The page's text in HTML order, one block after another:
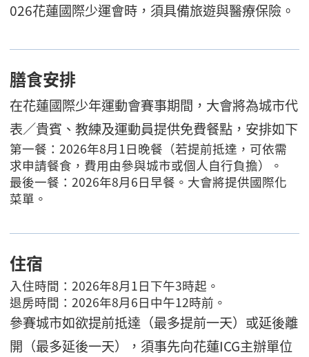
026花蓮國際少運會時，須具備旅遊與醫療保險。
膳食安排
在花蓮國際少年運動會賽事期間，大會將為城市代
表／貴賓、教練及運動員提供免費餐點，安排如下
第一餐：2026年8月1日晚餐（若提前抵達，可依需
求申請餐食，費用由參與城市或個人自行負擔）。
最後一餐：2026年8月6日早餐。大會將提供國際化
菜單。
住宿
入住時間：2026年8月1日下午3時起。
退房時間：2026年8月6日中午12時前。
參賽城市如欲提前抵達（最多提前一天）或延後離
開（最多延後一天），須事先向花蓮ICG主辦單位